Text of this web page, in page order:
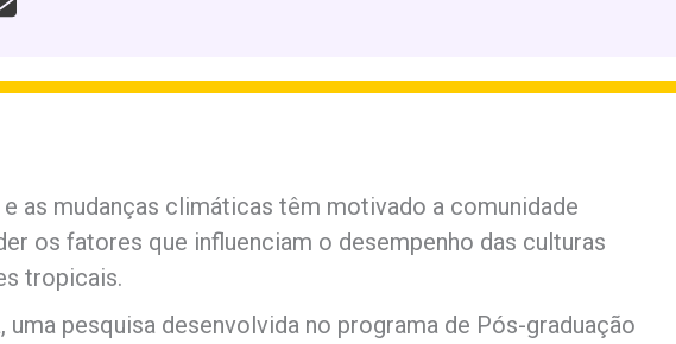
as mudanças climáticas têm motivado a comunidade
os fatores que influenciam o desempenho das culturas
tropicais.
uma pesquisa desenvolvida no programa de Pós-graduação